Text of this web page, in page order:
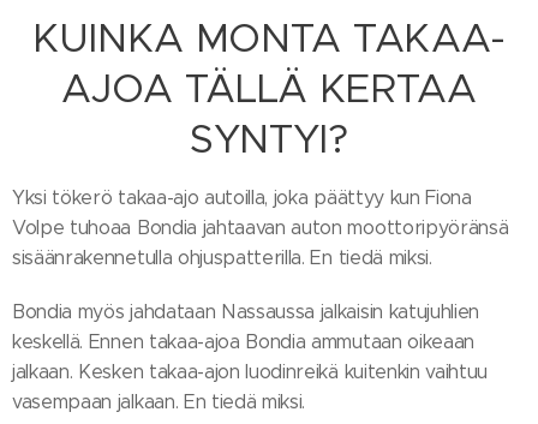
KUINKA MONTA TAKAA-
AJOA TÄLLÄ KERTAA
SYNTYI?
Yksi tökerö takaa-ajo autoilla, joka päättyy kun Fiona
Volpe tuhoaa Bondia jahtaavan auton moottoripyöränsä
sisäänrakennetulla ohjuspatterilla. En tiedä miksi.
Bondia myös jahdataan Nassaussa jalkaisin katujuhlien
keskellä. Ennen takaa-ajoa Bondia ammutaan oikeaan
jalkaan. Kesken takaa-ajon luodinreikä kuitenkin vaihtuu
vasempaan jalkaan. En tiedä miksi.